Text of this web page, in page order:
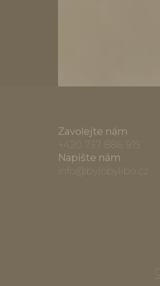
Zavolejte nám
+420 737 886 915
Napište nám
info@bylobylibo.cz